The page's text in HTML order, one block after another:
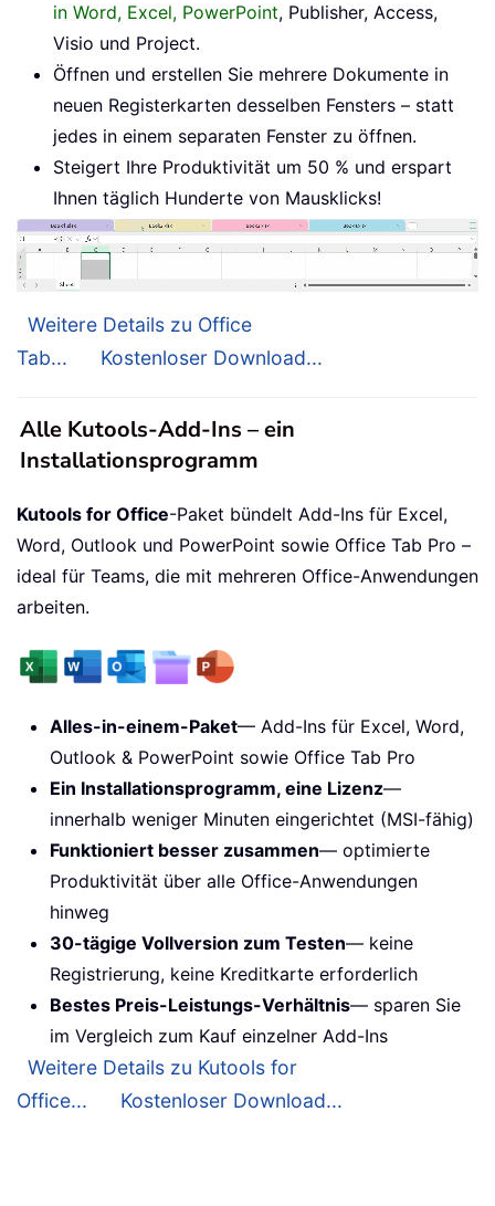
in Word, Excel, PowerPoint, Publisher, Access,
Visio und Project.
Öffnen und erstellen Sie mehrere Dokumente in
neuen Registerkarten desselben Fensters – statt
jedes in einem separaten Fenster zu öffnen.
Steigert Ihre Produktivität um 50 % und erspart
Ihnen täglich Hunderte von Mausklicks!
Weitere Details zu Office
Tab...
Kostenloser Download...
Alle Kutools-Add-Ins – ein
Installationsprogramm
Kutools for Office-Paket bündelt Add-Ins für Excel,
Word, Outlook und PowerPoint sowie Office Tab Pro –
ideal für Teams, die mit mehreren Office-Anwendungen
arbeiten.
Alles-in-einem-Paket— Add-Ins für Excel, Word,
Outlook & PowerPoint sowie Office Tab Pro
Ein Installationsprogramm, eine Lizenz—
innerhalb weniger Minuten eingerichtet (MSI-fähig)
Funktioniert besser zusammen— optimierte
Produktivität über alle Office-Anwendungen
hinweg
30-tägige Vollversion zum Testen— keine
Registrierung, keine Kreditkarte erforderlich
Bestes Preis-Leistungs-Verhältnis— sparen Sie
im Vergleich zum Kauf einzelner Add-Ins
Weitere Details zu Kutools for
Office...
Kostenloser Download...